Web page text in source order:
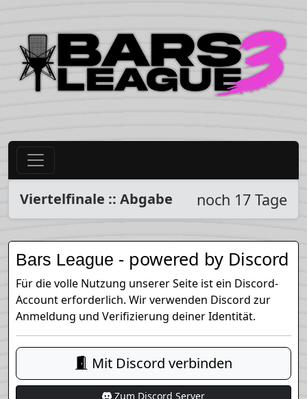
Viertelfinale :: Abgabe noch 17 Tage
Bars League - powered by Discord
Für die volle Nutzung unserer Seite ist ein Discord-
Account erforderlich. Wir verwenden Discord zur
Anmeldung und Verifizierung deiner Identität.
Mit Discord verbinden
Zum Discord Server